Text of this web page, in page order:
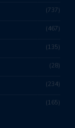
737
467
135
28
234
165